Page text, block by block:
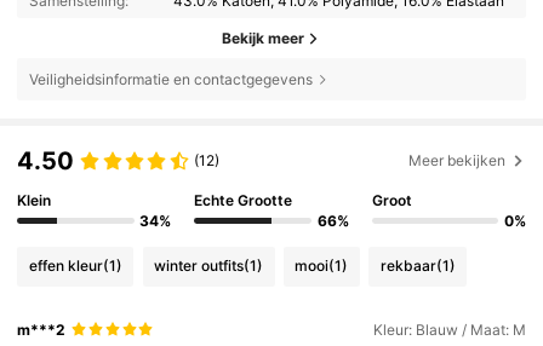
Bekijk meer
Veiligheidsinformatie en contactgegevens
4.50 (12) Meer bekijken
Klein
34%
Echte Grootte
66%
Groot
0%
effen kleur(1) winter outfits(1) mooi(1) rekbaar(1)
m***2 Kleur: Blauw / Maat: M